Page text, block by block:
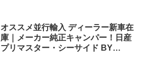
オススメ並行輸入 ディーラー新車在
庫｜メーカー純正キャンパー！日産
プリマスター・シーサイド BY